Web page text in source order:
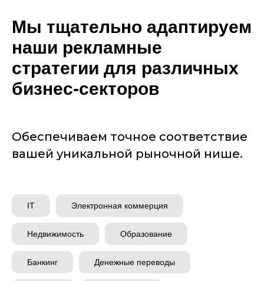
Мы тщательно адаптируем
наши рекламные
стратегии для различных
бизнес-секторов
Обеспечиваем точное соответствие
вашей уникальной рыночной нише.
IT Электронная коммерция
Недвижимость Образование
Банкинг Денежные переводы